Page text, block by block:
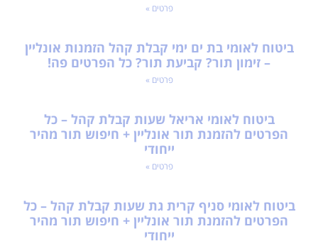
פרטים »
ביטוח לאומי בת ים ימי קבלת קהל הזמנות אונליין
– זימון תור? קביעת תור? כל הפרטים פה!
פרטים »
ביטוח לאומי אריאל שעות קבלת קהל – כל
הפרטים להזמנת תור אונליין + חיפוש תור מהיר
ייחודי
פרטים »
ביטוח לאומי סניף קרית גת שעות קבלת קהל – כל
הפרטים להזמנת תור אונליין + חיפוש תור מהיר
ייחודי